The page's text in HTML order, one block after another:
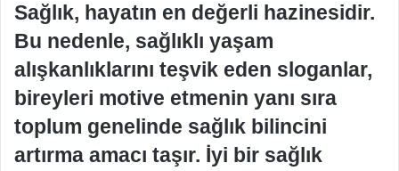
Sağlık, hayatın en değerli hazinesidir.
Bu nedenle, sağlıklı yaşam
alışkanlıklarını teşvik eden sloganlar,
bireyleri motive etmenin yanı sıra
toplum genelinde sağlık bilincini
artırma amacı taşır. İyi bir sağlık